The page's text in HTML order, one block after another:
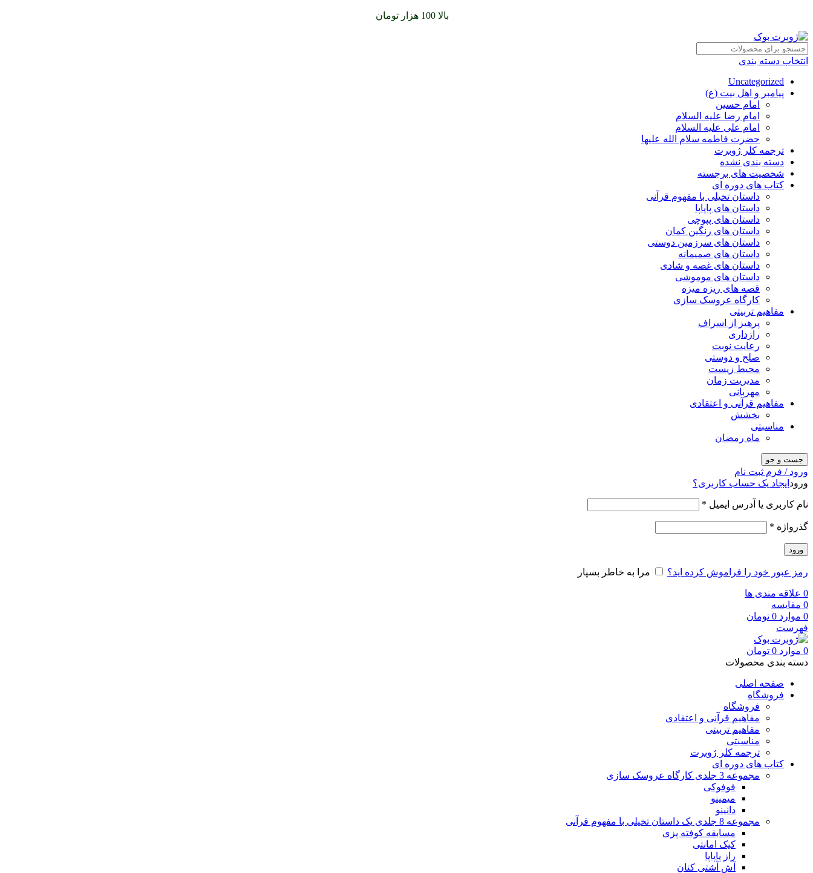
بالا 100 هزار تومان
انتخاب دسته بندی
Uncategorized
پیامبر و اهل بیت (ع)
امام حسین
امام رضا علیه السلام
امام علی علیه السلام
حضرت فاطمه سلام الله علیها
ترجمه کلر ژوبرت
دسته بندی نشده
شخصیت های برجسته
کتاب های دوره ای
داستان تخیلی با مفهوم قرآنی
داستان های پاپاپا
داستان های پپوچی
داستان های رنگین کمان
داستان های سرزمین دوستی
داستان های صمیمانه
داستان های غصه و شادی
داستان های موموشی
قصه های ریزه میزه
کارگاه عروسک سازی
مفاهیم تربیتی
پرهیز از اسراف
رازداری
رعایت نوبت
صلح و دوستی
محیط زیست
مدیریت زمان
مهربانی
مفاهیم قرآنی و اعتقادی
بخشش
مناسبتی
ماه رمضان
جست و جو
ورود / فرم ثبت نام
ورود ایجاد یک حساب کاربری؟
نام کاربری یا آدرس ایمیل *
گذرواژه *
ورود
رمز عبور خود را فراموش کرده اید؟ مرا به خاطر بسپار
0 علاقه مندی ها
0 مقایسه
0 موارد 0 تومان
فهرست
0 موارد 0 تومان
دسته بندی محصولات
صفحه اصلی
فروشگاه
فروشگاه
مفاهیم قرآنی و اعتقادی
مفاهیم تربیتی
مناسبتی
ترجمه کلر ژوبرت
کتاب های دوره ای
مجموعه 3 جلدی کارگاه عروسک سازی
فوفوکی
میمینو
دانینو
مجموعه 8 جلدی یک داستان تخیلی با مفهوم قرآنی
مسابقه کوفته پزی
کیک امانتی
راز پاپاپا
آش آشتی کنان